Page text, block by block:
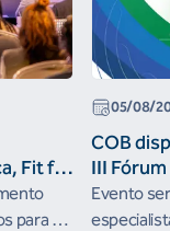
Fit for
para os
05/08/
COB
III
Evento